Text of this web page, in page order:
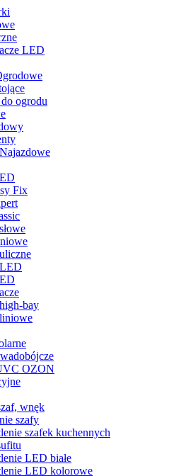
LED
ogrodu
Fix
bay
OZON
wnęk
szafy
szafek kuchennych
LED białe
LED kolorowe